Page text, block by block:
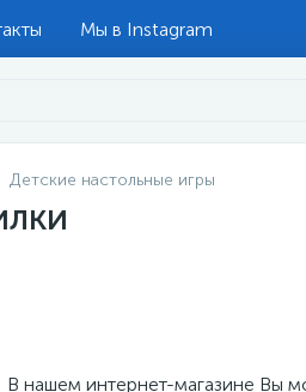
Мы в Instagram
Детские настольные игры
В нашем интернет-магазине Вы